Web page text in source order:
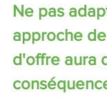
Ne pas
approche
d'offre aura